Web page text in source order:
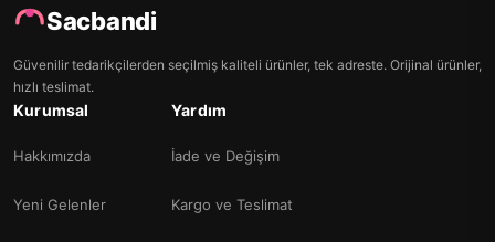
Sacbandi
Güvenilir tedarikçilerden seçilmiş kaliteli ürünler, tek adreste. Orijinal ürünler,
hızlı teslimat.
Kurumsal
Hakkımızda
Yeni Gelenler
Yardım
İade ve Değişim
Kargo ve Teslimat